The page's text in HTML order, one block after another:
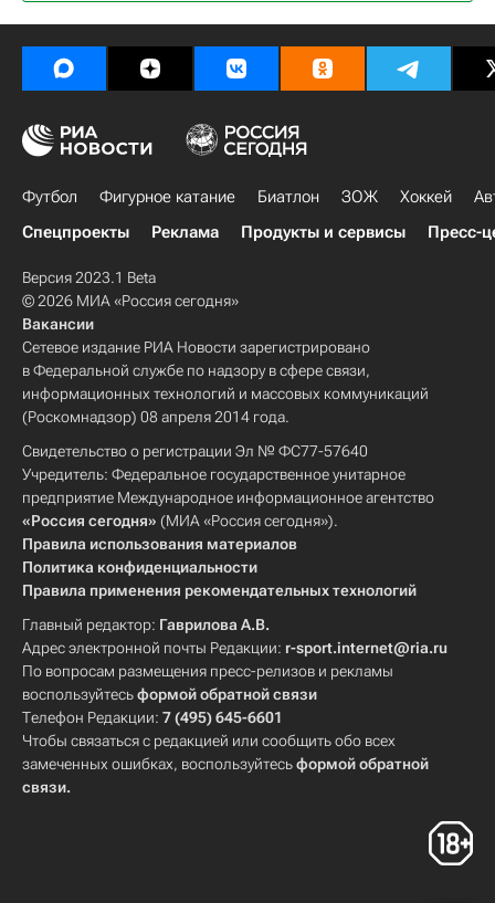
Футбол Фигурное катание Биатлон ЗОЖ Хоккей
Спецпроекты
Реклама Продукты и сервисы Пресс-
Версия 2023.1 Beta
© 2026 МИА «Россия сегодня»
Вакансии
Сетевое издание РИА Новости зарегистрировано
в Федеральной службе по надзору в сфере связи,
информационных технологий и массовых коммуникаций
(Роскомнадзор) 08 апреля 2014 года.
Свидетельство о регистрации Эл № ФС77-57640
Учредитель: Федеральное государственное унитарное
предприятие Международное информационное агентство
«Россия сегодня» (МИА «Россия сегодня»).
Правила использования материалов
Политика конфиденциальности
Правила применения рекомендательных технологий
Главный редактор: Гаврилова А.В.
Адрес электронной почты Редакции: r-sport.internet@ria.ru
По вопросам размещения пресс-релизов и рекламы
воспользуйтесьформой обратной связи
Телефон Редакции: 7 (495) 645-6601
Чтобы связаться с редакцией или сообщить обо всех
замеченных ошибках, воспользуйтесьформой обратной
связи.